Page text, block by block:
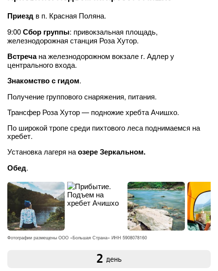
Приезд в п. Красная Поляна.
9:00Сбор группы: привокзальная площадь,
железнодорожная станция Роза Хутор.
Встречана железнодорожном вокзале г. Адлер у
центрального входа.
Знакомство с гидом.
Получение группового снаряжения, питания.
Трансфер Роза Хутор — подножие хребта Ачишхо.
По широкой тропе среди пихтового леса поднимаемся на
хребет.
Установка лагеря наозере Зеркальном.
Обед.
Фотографии размещены ООО «Большая Страна» ИНН 5908078160
2 день